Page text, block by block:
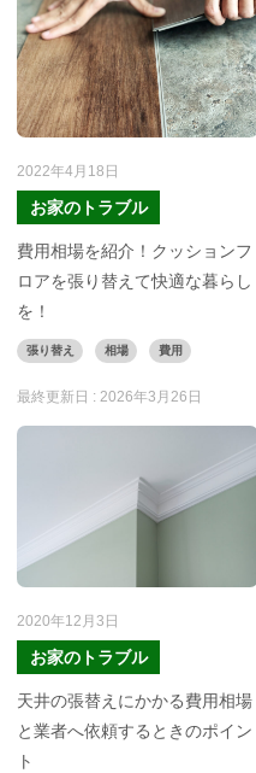
2022年4月18日
お家のトラブル
費用相場を紹介！クッションフ
ロアを張り替えて快適な暮らし
を！
張り替え 相場 費用
最終更新日 : 2026年3月26日
2020年12月3日
お家のトラブル
天井の張替えにかかる費用相場
と業者へ依頼するときのポイン
ト